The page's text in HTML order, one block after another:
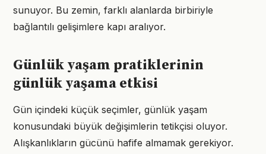
sunuyor. Bu zemin, farklı alanlarda birbiriyle
bağlantılı gelişimlere kapı aralıyor.
Günlük yaşam pratiklerinin
günlük yaşama etkisi
Gün içindeki küçük seçimler, günlük yaşam
konusundaki büyük değişimlerin tetikçisi oluyor.
Alışkanlıkların gücünü hafife almamak gerekiyor.